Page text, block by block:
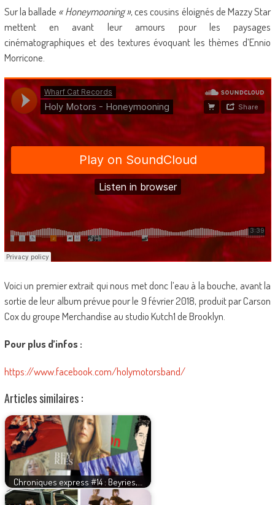
Sur la ballade « Honeymooning », ces cousins éloignés de Mazzy Star
mettent en avant leur amours pour les paysages
cinématographiques et des textures évoquant les thèmes d’Ennio
Morricone.
Voici un premier extrait qui nous met donc l’eau à la bouche, avant la
sortie de leur album prévue pour le 9 février 2018, produit par Carson
Cox du groupe Merchandise au studio Kutch1 de Brooklyn.
Pour plus d’infos :
https://www.facebook.com/holymotorsband/
Articles similaires :
Chroniques express #14 : Beyries,…